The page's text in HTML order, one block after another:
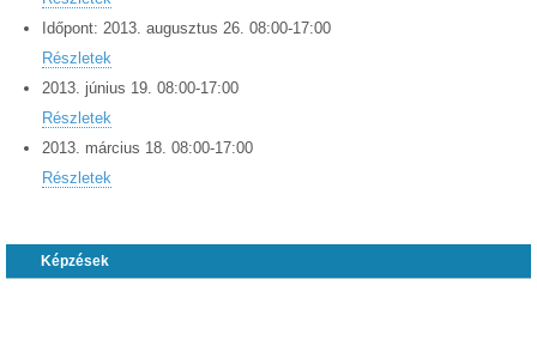
Időpont: 2013. augusztus 26. 08:00-17:00
Részletek
2013. június 19. 08:00-17:00
Részletek
2013. március 18. 08:00-17:00
Részletek
Képzések